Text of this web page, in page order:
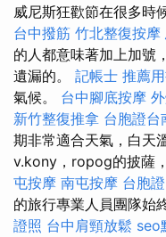
威尼斯狂歡節在很多時
台中撥筋 竹北整復按摩
的人都意味著加上加號
遺漏的。 記帳士 推薦
氣候。 台中腳底按摩
新竹整復推拿 台胞證台
期非常適合天氣，白天
v.kony，ropog的披薩
屯按摩 南屯按摩 台胞
的旅行專業人員團隊始
證照 台中肩頸放鬆 seo